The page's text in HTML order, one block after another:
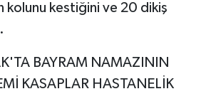
kolunu kestiğini ve 20 dikiş
BAYRAM NAMAZININ
KASAPLAR HASTANELİK